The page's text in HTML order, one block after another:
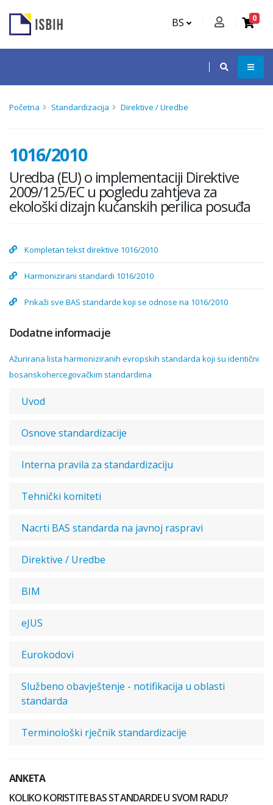
BS 0
Početna Standardizacija Direktive / Uredbe
1016/2010
Uredba (EU) o implementaciji Direktive
2009/125/EC u pogledu zahtjeva za
ekološki dizajn kućanskih perilica posuđa
Kompletan tekst direktive 1016/2010
Harmonizirani standardi 1016/2010
Prikaži sve BAS standarde koji se odnose na 1016/2010
Dodatne informacije
Ažurirana lista harmoniziranih evropskih standarda koji su identični
bosanskohercegovačkim standardima
Uvod
Osnove standardizacije
Interna pravila za standardizaciju
Tehnički komiteti
Nacrti BAS standarda na javnoj raspravi
Direktive / Uredbe
BIM
eJUS
Eurokodovi
Službeno obavještenje - notifikacija u oblasti
standarda
Terminološki rječnik standardizacije
ANKETA
KOLIKO KORISTITE BAS STANDARDE U SVOM RADU?